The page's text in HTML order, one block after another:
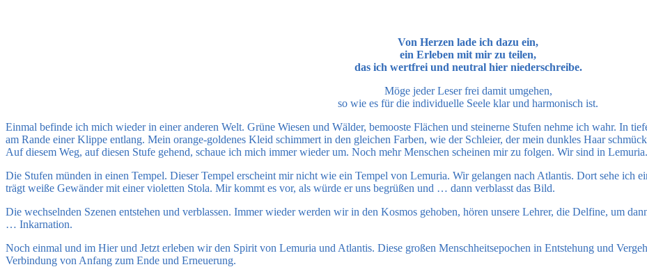
Von Herzen lade ich dazu ein,
ein Erleben mit mir zu teilen,
das ich wertfrei und neutral hier niederschreibe.
Möge jeder Leser frei damit umgehen,
so wie es für die individuelle Seele klar und harmonisch ist.
Einmal befinde ich mich wieder in einer anderen Welt. Grüne Wiesen und Wälder, bemooste Flächen und steinerne Stufen nehme ich wahr. In
am Rande einer Klippe entlang. Mein orange-goldenes Kleid schimmert in den gleichen Farben, wie der Schleier, der mein dunkles Haar
Auf diesem Weg, auf diesen Stufe gehend, schaue ich mich immer wieder um. Noch mehr Menschen scheinen mir zu folgen. Wir sind in Lemuria.
Die Stufen münden in einen Tempel. Dieser Tempel erscheint mir nicht wie ein Tempel von Lemuria. Wir gelangen nach Atlantis. Dort sehe ich
trägt weiße Gewänder mit einer violetten Stola. Mir kommt es vor, als würde er uns begrüßen und … dann verblasst das Bild.
Die wechselnden Szenen entstehen und verblassen. Immer wieder werden wir in den Kosmos gehoben, hören unsere Lehrer, die Delfine, um
… Inkarnation.
Noch einmal und im Hier und Jetzt erleben wir den Spirit von Lemuria und Atlantis. Diese großen Menschheitsepochen in Entstehung und
Verbindung von Anfang zum Ende und Erneuerung.